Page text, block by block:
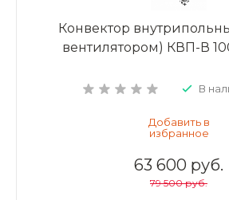
Конвектор
вентилятором) КВП-В
В
63 600 руб.
79 500 руб.